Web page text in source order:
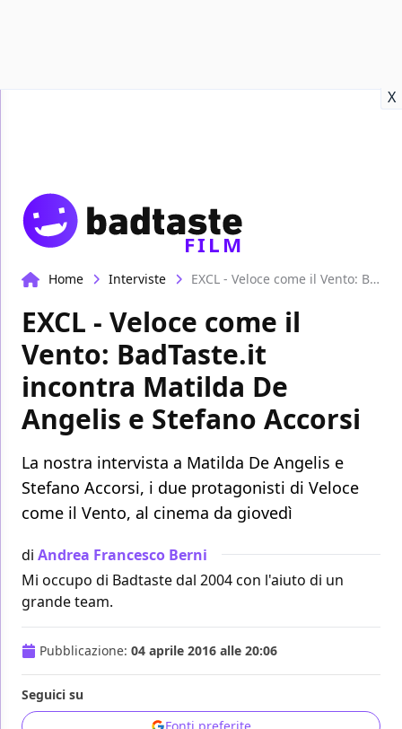
X
FILM
Home Interviste EXCL - Veloce come il Vento: BadTaste.it incontra Matilda De Angelis e Stefano Accorsi
EXCL - Veloce come il
Vento: BadTaste.it
incontra Matilda De
Angelis e Stefano Accorsi
La nostra intervista a Matilda De Angelis e
Stefano Accorsi, i due protagonisti di Veloce
come il Vento, al cinema da giovedì
di Andrea Francesco Berni
Mi occupo di Badtaste dal 2004 con l'aiuto di un
grande team.
Pubblicazione: 04 aprile 2016 alle 20:06
Seguici su